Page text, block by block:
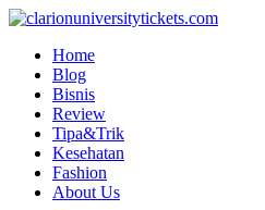
Skip
contentHome
Blog
Bisnis
Review
Tipa&Trik
Kesehatan
Fashion
About Us